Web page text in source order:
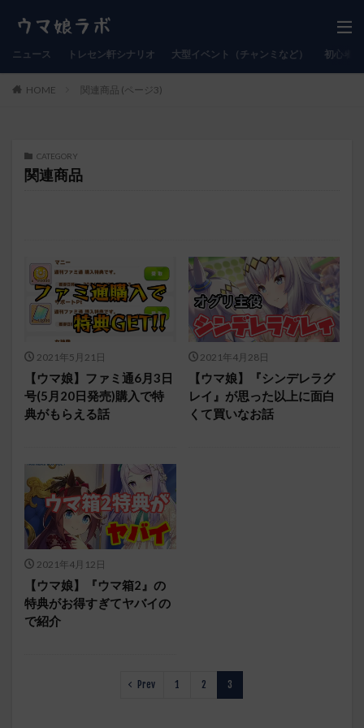
ニュース トレセン軒シナリオ 大型イベント（チャンミなど） 初心者
HOME 関連商品 (ページ3)
CATEGORY
関連商品
2021年5月21日
【ウマ娘】ファミ通6月3日
号(5月20日発売)購入で特
典がもらえる話
2021年4月28日
【ウマ娘】『シンデレラグ
レイ』が思った以上に面白
くて買いなお話
2021年4月12日
【ウマ娘】『ウマ箱2』の
特典がお得すぎてヤバイの
で紹介
Prev 1 2 3